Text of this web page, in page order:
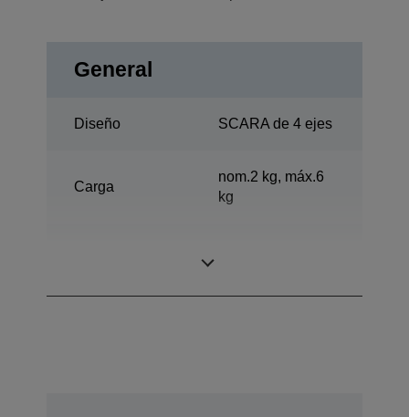
General
Diseño SCARA de 4 ejes
Carga
nom.2 kg, máx.6
kg